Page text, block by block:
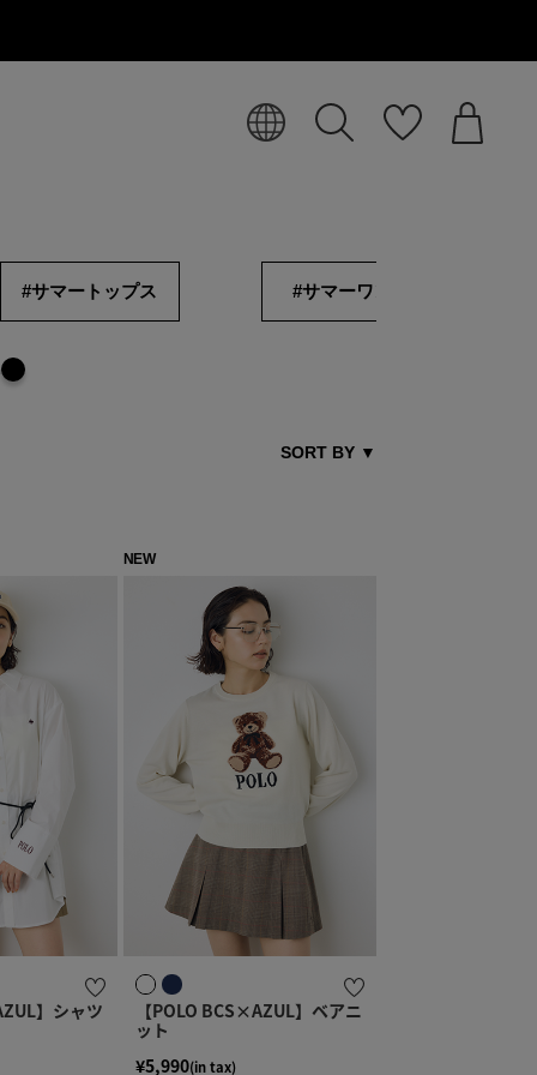
#サマートップス #サマーワンピ
SORT BY ▼
】シャツ
NEW
【POLO BCS×AZUL】ベアニ
ット
¥5,990(in tax)